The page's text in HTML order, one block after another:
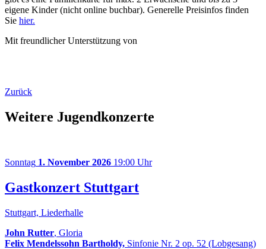
eigene Kinder (nicht online buchbar). Generelle Preisinfos finden
Sie hier.
Mit freundlicher Unterstützung von
Zurück
Weitere Jugendkonzerte
Sonntag 1. November 2026 19:00 Uhr
Gastkonzert Stuttgart
Stuttgart, Liederhalle
John Rutter, Gloria
Felix Mendelssohn Bartholdy, Sinfonie Nr. 2 op. 52 (Lobgesang)